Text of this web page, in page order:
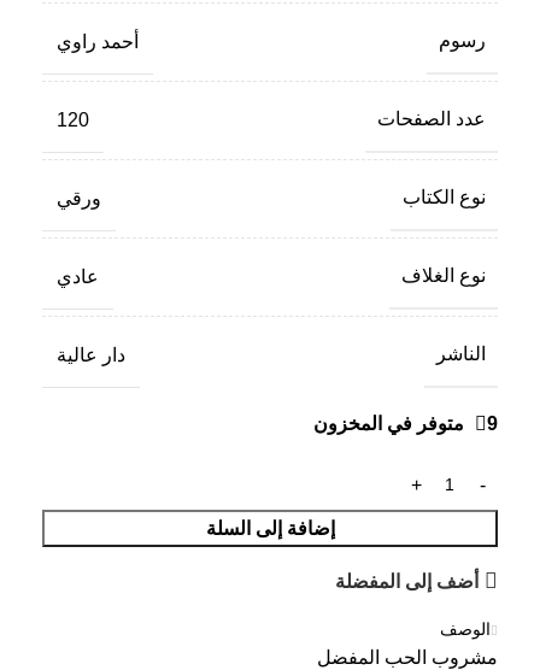
رسوم أحمد راوي
عدد الصفحات 120
نوع الكتاب ورقي
نوع الغلاف عادي
الناشر دار عالية
9 متوفر في المخزون
إضافة إلى السلة
أضف إلى المفضلة
الوصف
مشروب الحب المفضل